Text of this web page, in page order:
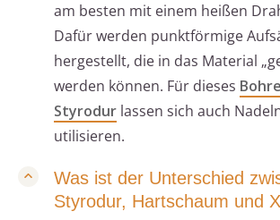
am besten mit einem heißen
Dafür werden punktförmige
hergestellt, die in das Material
werden können. Für dieses
Styrodur lassen sich auch
utilisieren.
Was ist der Unterschied
Styrodur, Hartschaum und